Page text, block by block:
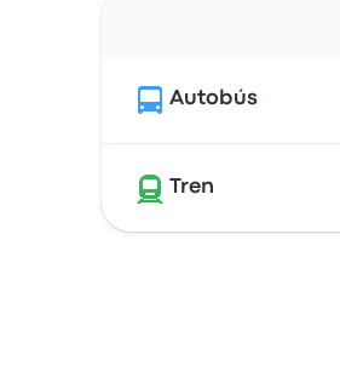
Autobús
Tren